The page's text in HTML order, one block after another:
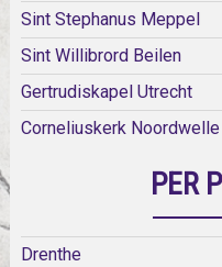
Sint Stephanus Meppel
Sint Willibrord Beilen
Gertrudiskapel Utrecht
Corneliuskerk Noordwelle
PER
Drenthe